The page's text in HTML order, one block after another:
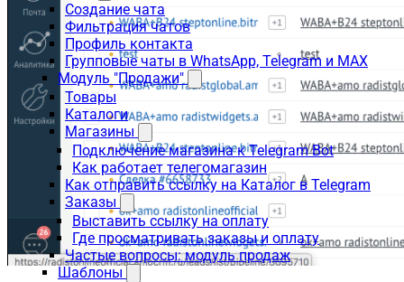
Создание чата
Фильтрация чатов
Профиль контакта
Групповые чаты в WhatsApp, Telegram и MAX
Модуль "Продажи"
Товары
Каталоги
Магазины
Подключение магазина к Telegram Bot
Как работает телегомагазин
Как отправить ссылку на Каталог в Telegram
Заказы
Выставить ссылку на оплату
Где просматривать заказы и оплату
Частые вопросы: модуль продаж
Шаблоны